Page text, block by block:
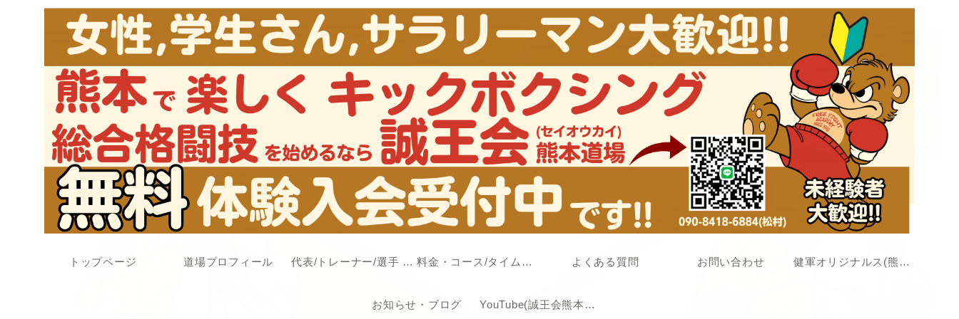
トップページ 道場プロフィール 代表/トレーナー/選手 紹介 料金・コース/タイムスケジュール よくある質問 お問い合わせ 健軍オリジナルス(熊本アマチュア格闘技大会)
お知らせ・ブログ YouTube(誠王会熊本道場チャンネル)